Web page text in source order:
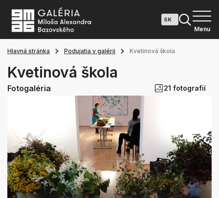
Menu
Hlavná stránka Podujatia v galérii Kvetinová škola
Kvetinová škola
Fotogaléria 21 fotografií